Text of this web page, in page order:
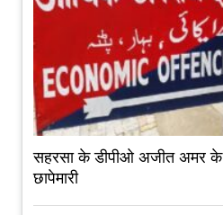
सहरसा के डीपीओ अजीत अमर के
छापेमारी